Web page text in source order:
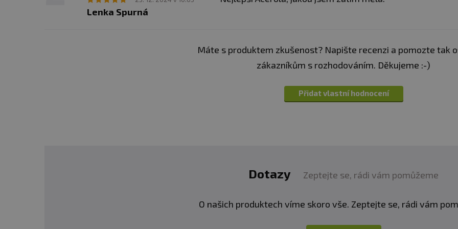
Lenka Spurná
Máte s produktem zkušenost? Napište recenzi a pomozte tak
zákazníkům s rozhodováním. Děkujeme :-)
Přidat vlastní hodnocení
Dotazy Zeptejte se, rádi vám pomůžeme
O našich produktech víme skoro vše. Zeptejte se, rádi vám